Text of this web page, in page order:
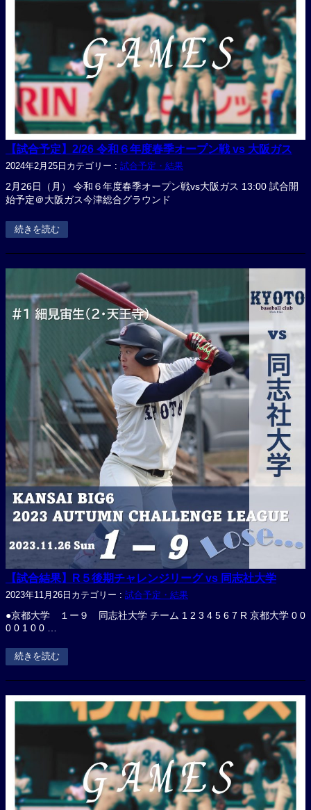
【試合予定】2/26 令和６年度春季オープン戦 vs 大阪ガス
2024年2月25日 カテゴリー : 試合予定・結果
2月26日（月） 令和６年度春季オープン戦vs大阪ガス 13:00 試合開
始予定＠大阪ガス今津総合グラウンド
続きを読む
【試合結果】R５後期チャレンジリーグ vs 同志社大学
2023年11月26日 カテゴリー : 試合予定・結果
●京都大学 １ー９ 同志社大学 チーム 1 2 3 4 5 6 7 R 京都大学 0 0
0 0 1 0 0 …
続きを読む